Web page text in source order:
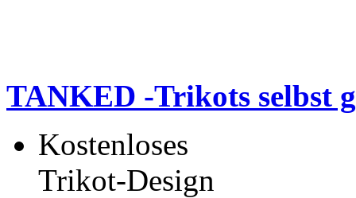
TANKED -Trikots selbst
Kostenloses
Trikot-Design